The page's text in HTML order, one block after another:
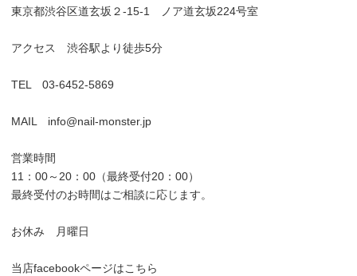
東京都渋谷区道玄坂２-15-1 ノア道玄坂224号室
アクセス 渋谷駅より徒歩5分
TEL 03-6452-5869
MAIL info@nail-monster.jp
営業時間
11：00～20：00（最終受付20：00）
最終受付のお時間はご相談に応じます。
お休み 月曜日
当店facebookページはこちら